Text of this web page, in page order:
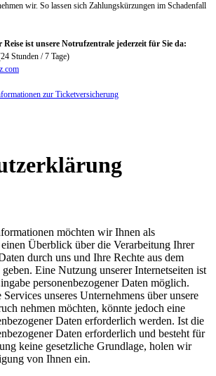
wir. So lassen sich Zahlungskürzungen im Schadenfall
ist unsere Notrufzentrale jederzeit für Sie da:
Stunden / 7 Tage)
zur Ticketversicherung
möchten wir Ihnen als
Überblick über die Verarbeitung Ihrer
durch uns und Ihre Rechte aus dem
geben. Eine Nutzung unserer Internetseiten ist
personenbezogener Daten möglich.
Services unseres Unternehmens über unsere
nehmen möchten, könnte jedoch eine
Daten erforderlich werden. Ist die
Daten erforderlich und besteht für
keine gesetzliche Grundlage, holen wir
von Ihnen ein.